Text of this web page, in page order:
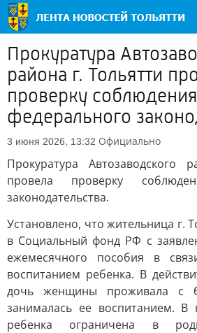
Прокуратура
района г. Тольятти
проверку соблюдения
федерального
3 июня 2026, 13:32 Официально
Прокуратура Автозаводского
провела проверку
законодательства.
Установлено, что жительница г.
в Социальный фонд РФ с
ежемесячного пособия в
воспитанием ребенка. В
дочь женщины проживала с
занималась ее воспитанием.
ребенка ограничена в